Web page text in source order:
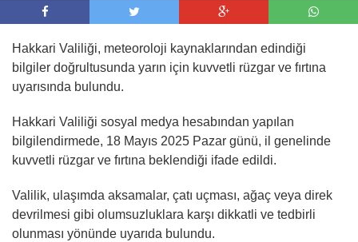
Hakkari Valiliği, meteoroloji kaynaklarından edindiği
bilgiler doğrultusunda yarın için kuvvetli rüzgar ve fırtına
uyarısında bulundu.
Hakkari Valiliği sosyal medya hesabından yapılan
bilgilendirmede, 18 Mayıs 2025 Pazar günü, il genelinde
kuvvetli rüzgar ve fırtına beklendiği ifade edildi.
Valilik, ulaşımda aksamalar, çatı uçması, ağaç veya direk
devrilmesi gibi olumsuzluklara karşı dikkatli ve tedbirli
olunması yönünde uyarıda bulundu.